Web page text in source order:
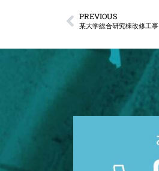
PREVIOUS
某大学総合研究棟改修工事